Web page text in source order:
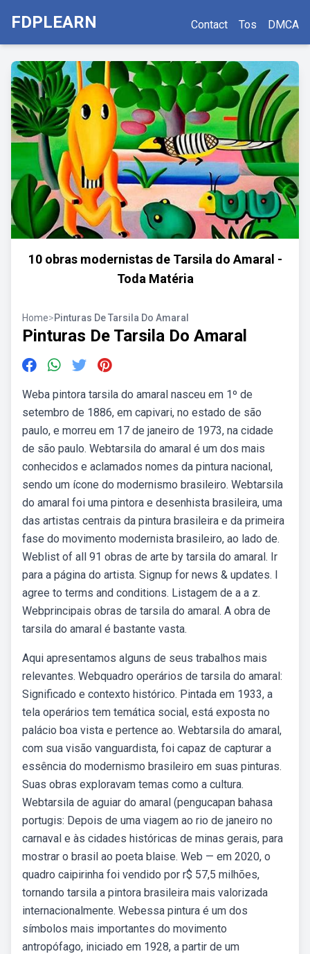
FDPLEARN Contact Tos DMCA
10 obras modernistas de Tarsila do Amaral -
Toda Matéria
Home>Pinturas De Tarsila Do Amaral
Pinturas De Tarsila Do Amaral
Weba pintora tarsila do amaral nasceu em 1º de
setembro de 1886, em capivari, no estado de são
paulo, e morreu em 17 de janeiro de 1973, na cidade
de são paulo. Webtarsila do amaral é um dos mais
conhecidos e aclamados nomes da pintura nacional,
sendo um ícone do modernismo brasileiro. Webtarsila
do amaral foi uma pintora e desenhista brasileira, uma
das artistas centrais da pintura brasileira e da primeira
fase do movimento modernista brasileiro, ao lado de.
Weblist of all 91 obras de arte by tarsila do amaral. Ir
para a página do artista. Signup for news & updates. I
agree to terms and conditions. Listagem de a a z.
Webprincipais obras de tarsila do amaral. A obra de
tarsila do amaral é bastante vasta.
Aqui apresentamos alguns de seus trabalhos mais
relevantes. Webquadro operários de tarsila do amaral:
Significado e contexto histórico. Pintada em 1933, a
tela operários tem temática social, está exposta no
palácio boa vista e pertence ao. Webtarsila do amaral,
com sua visão vanguardista, foi capaz de capturar a
essência do modernismo brasileiro em suas pinturas.
Suas obras exploravam temas como a cultura.
Webtarsila de aguiar do amaral (pengucapan bahasa
portugis: Depois de uma viagem ao rio de janeiro no
carnaval e às cidades históricas de minas gerais, para
mostrar o brasil ao poeta blaise. Web — em 2020, o
quadro caipirinha foi vendido por r$ 57,5 milhões,
tornando tarsila a pintora brasileira mais valorizada
internacionalmente. Webessa pintura é um dos
símbolos mais importantes do movimento
antropófago, iniciado em 1928, a partir de um